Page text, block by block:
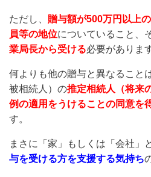
ただし、 贈与額が500万円以上
員等の地位についていること、
業局長から受ける必要がありま
何よりも他の贈与と異なること
被相続人）の推定相続人（将来
例の適用をうけることの同意を
す。
まさに「家」もしくは「会社」
与を受ける方を支援する気持ち